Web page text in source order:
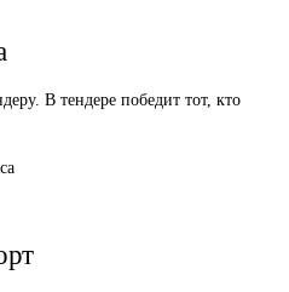
В тендере победит тот, кто